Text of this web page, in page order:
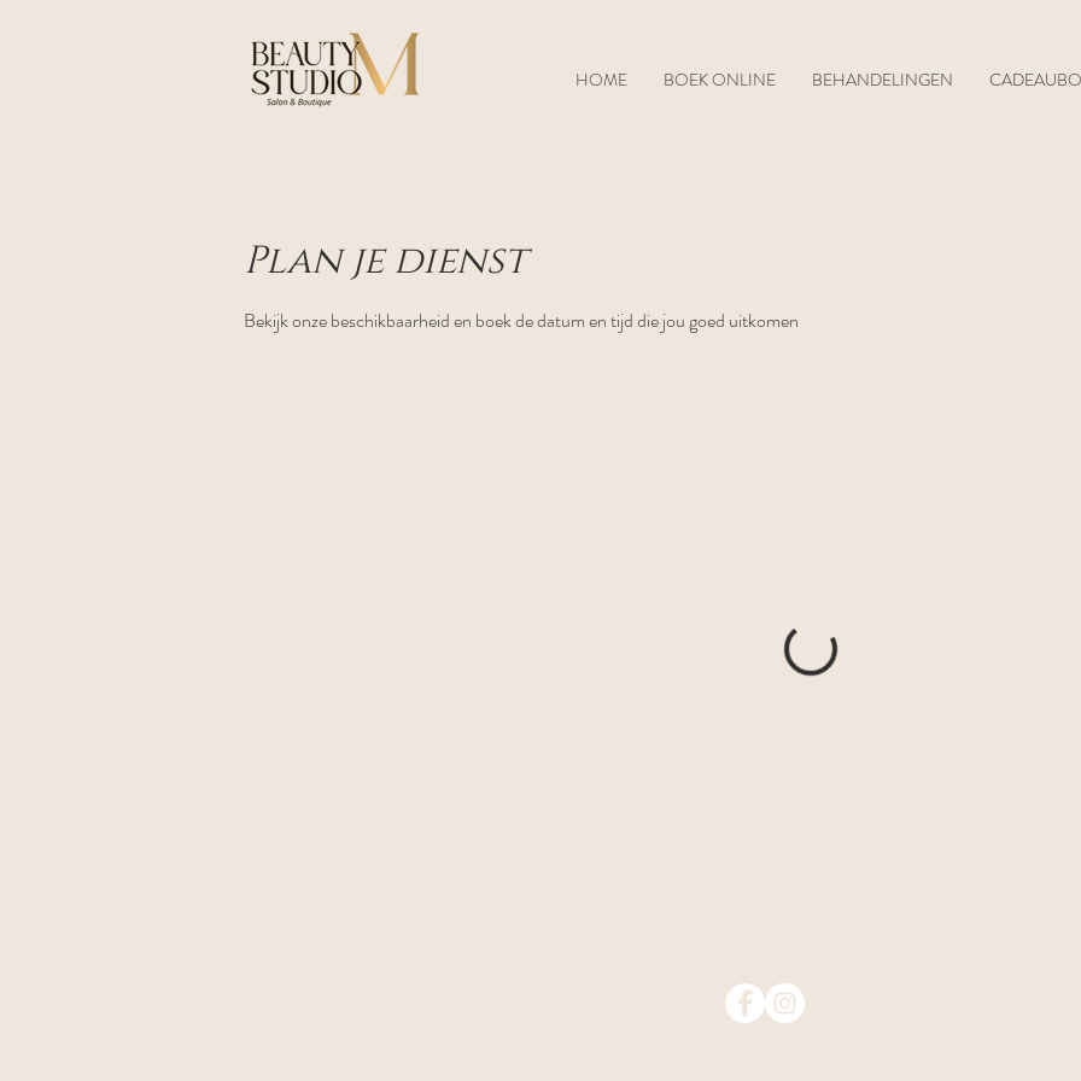
HOME BOEK ONLINE BEHANDELINGEN
Plan je dienst
Bekijk onze beschikbaarheid en boek de datum en tijd die jou goed uitkomen